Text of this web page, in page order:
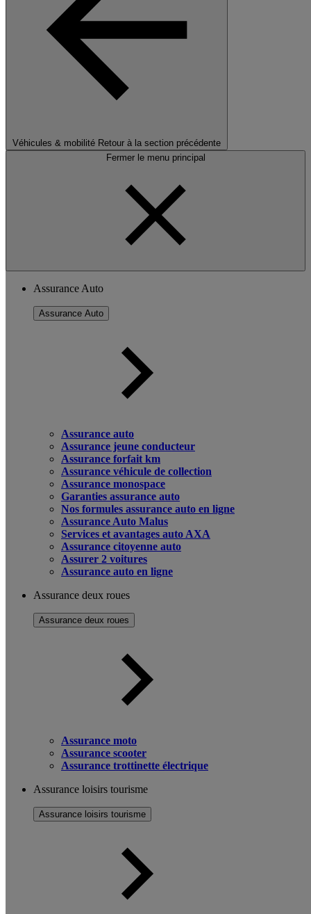
Véhicules & mobilité Retour à la section précédente
Fermer le menu principal
Assurance Auto
Assurance Auto
Assurance auto
Assurance jeune conducteur
Assurance forfait km
Assurance véhicule de collection
Assurance monospace
Garanties assurance auto
Nos formules assurance auto en ligne
Assurance Auto Malus
Services et avantages auto AXA
Assurance citoyenne auto
Assurer 2 voitures
Assurance auto en ligne
Assurance deux roues
Assurance deux roues
Assurance moto
Assurance scooter
Assurance trottinette électrique
Assurance loisirs tourisme
Assurance loisirs tourisme